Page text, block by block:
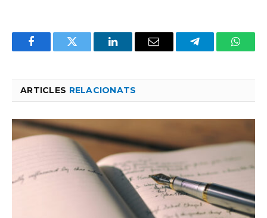
FacebookTwitter LinkedInEmail Telegram
ARTICLES RELACIONATS